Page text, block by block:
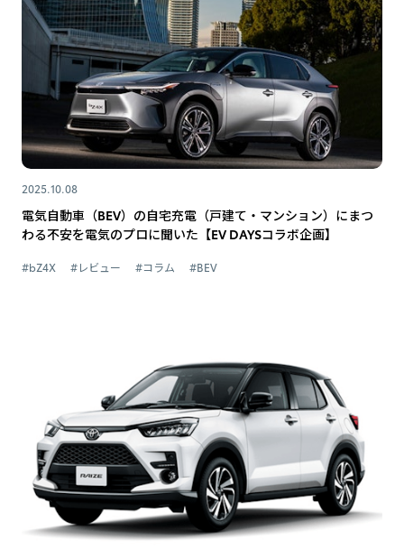
2025.10.08
電気自動車（BEV）の自宅充電（戸建て・マンション）にまつ
わる不安を電気のプロに聞いた【EV DAYSコラボ企画】
#bZ4X #レビュー #コラム #BEV